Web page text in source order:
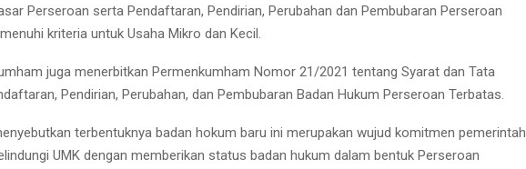
Perseroan serta Pendaftaran, Pendirian, Perubahan dan Pembubaran Perseroan
kriteria untuk Usaha Mikro dan Kecil.
juga menerbitkan Permenkumham Nomor 21/2021 tentang Syarat dan Tata
Pendirian, Perubahan, dan Pembubaran Badan Hukum Perseroan Terbatas.
terbentuknya badan hokum baru ini merupakan wujud komitmen pemerintah
UMK dengan memberikan status badan hukum dalam bentuk Perseroan